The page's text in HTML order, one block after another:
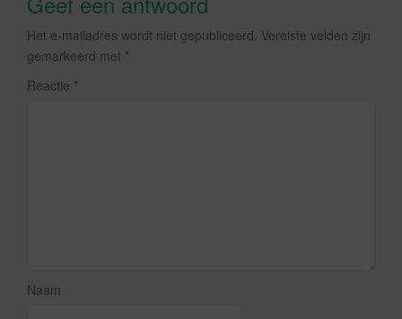
Het e-mailadres wordt niet gepubliceerd. Vereiste velden zijn
gemarkeerd met *
Reactie *
Naam